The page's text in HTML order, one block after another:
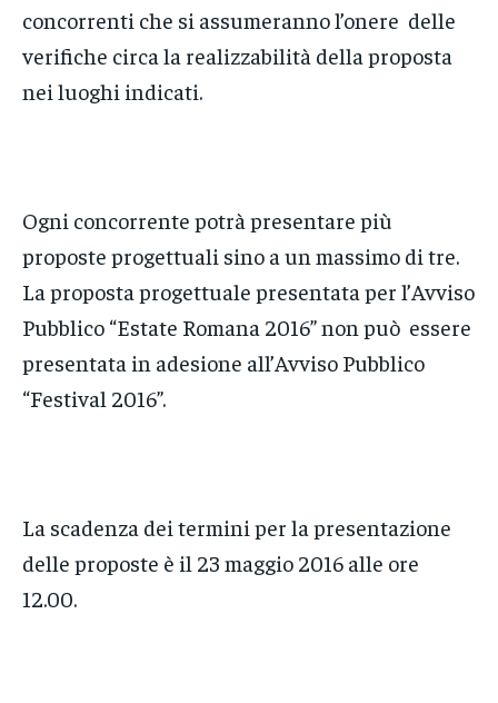
concorrenti che si assumeranno l’onere delle
verifiche circa la realizzabilità della proposta
nei luoghi indicati.
Ogni concorrente potrà presentare più
proposte progettuali sino a un massimo di tre.
La proposta progettuale presentata per l’Avviso
Pubblico “Estate Romana 2016” non può essere
presentata in adesione all’Avviso Pubblico
“Festival 2016”.
La scadenza dei termini per la presentazione
delle proposte è il 23 maggio 2016 alle ore
12.00.